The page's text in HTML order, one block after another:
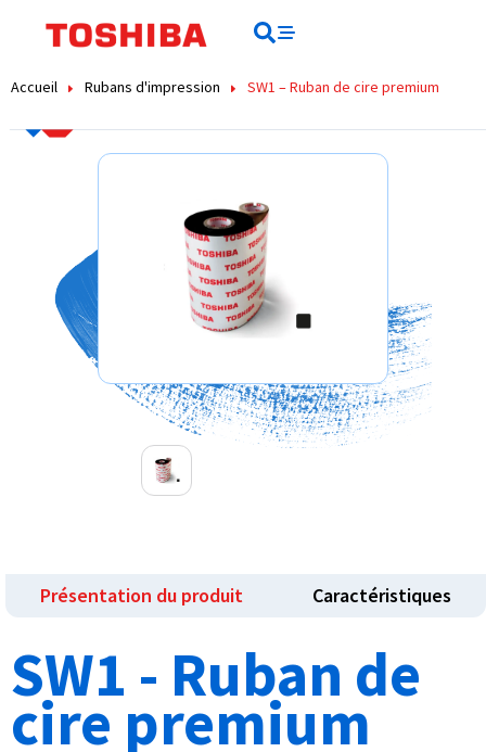
principal
Accueil Rubans d'impression SW1 – Ruban de cire premium
Présentation du produit Caractéristiques
SW1 - Ruban de
cire premium